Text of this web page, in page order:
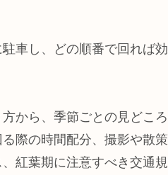
車し、どの順番で回れば
から、季節ごとの見どこ
際の時間配分、撮影や散
紅葉期に注意すべき交通